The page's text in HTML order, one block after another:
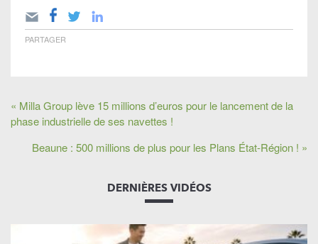
PARTAGER
« Milla Group lève 15 millions d’euros pour le lancement de la
phase industrielle de ses navettes !
Beaune : 500 millions de plus pour les Plans État-Région ! »
DERNIÈRES VIDÉOS